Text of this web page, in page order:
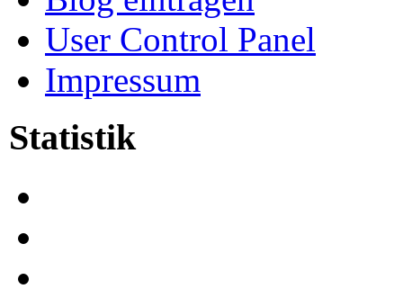
User Control Panel
Impressum
Statistik